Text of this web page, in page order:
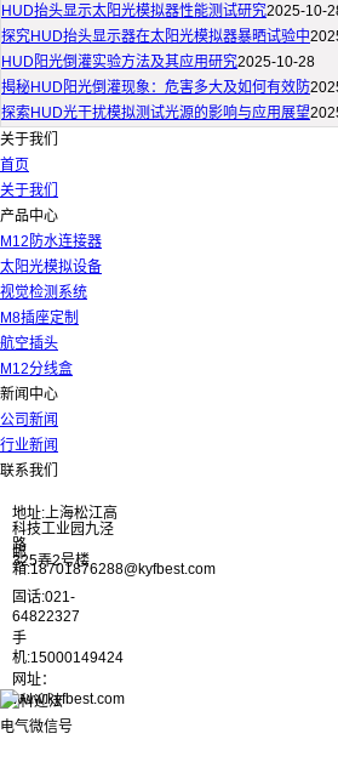
HUD抬头显示太阳光模拟器性能测试研究2025-10-
探究HUD抬头显示器在太阳光模拟器暴晒试验中
HUD阳光倒灌实验方法及其应用研究2025-10-28
揭秘HUD阳光倒灌现象：危害多大及如何有效防
探索HUD光干扰模拟测试光源的影响与应用展望
关于我们
首页
关于我们
产品中心
M12防水连接器
太阳光模拟设备
视觉检测系统
M8插座定制
航空插头
M12分线盒
新闻中心
公司新闻
行业新闻
联系我们
地址:上海松江高
科技工业园九泾
路
325弄2号楼
邮
箱:18701876288@kyfbest.com
固话:021-
64822327
手
机:15000149424
网址：
www.kyfbest.com